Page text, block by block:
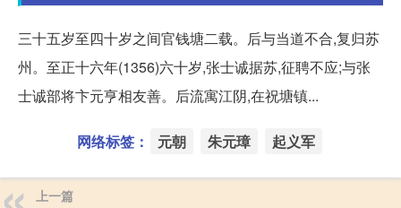
三十五岁至四十岁之间官钱塘二载。后与当道不合,复归苏
州。至正十六年(1356)六十岁,张士诚据苏,征聘不应;与张
士诚部将卞元亨相友善。后流寓江阴,在祝塘镇...
网络标签： 元朝 朱元璋 起义军
上一篇